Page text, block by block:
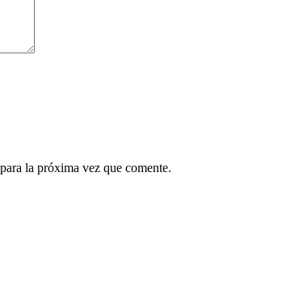
la próxima vez que comente.